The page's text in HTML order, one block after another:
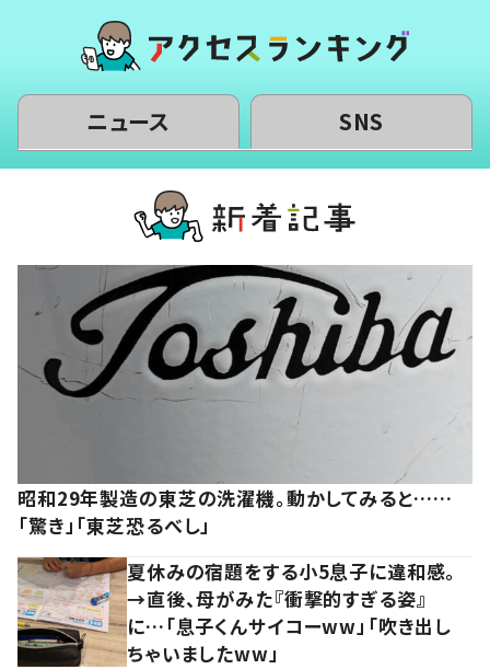
ニュース SNS
昭和29年製造の東芝の洗濯機。動かしてみると……
「驚き」「東芝恐るべし」
夏休みの宿題をする小5息子に違和感。
→直後、母がみた『衝撃的すぎる姿』
に…「息子くんサイコーww」「吹き出し
ちゃいましたww」